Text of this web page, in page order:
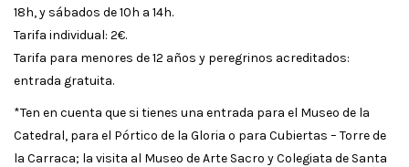
18h, y sábados de 10h a 14h.
Tarifa individual: 2€.
Tarifa para menores de 12 años y peregrinos acreditados:
entrada gratuita.
*Ten en cuenta que si tienes una entrada para el Museo de la
Catedral, para el Pórtico de la Gloria o para Cubiertas – Torre de
la Carraca; la visita al Museo de Arte Sacro y Colegiata de Santa